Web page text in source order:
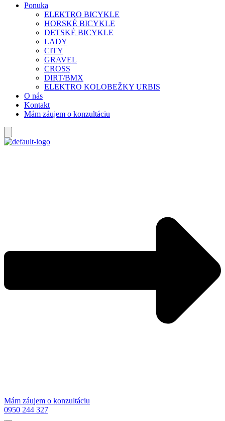
Ponuka
ELEKTRO BICYKLE
HORSKÉ BICYKLE
DETSKÉ BICYKLE
LADY
CITY
GRAVEL
CROSS
DIRT/BMX
ELEKTRO KOLOBEŽKY URBIS
O nás
Kontakt
Mám záujem o konzultáciu
Mám záujem o konzultáciu
0950 244 327